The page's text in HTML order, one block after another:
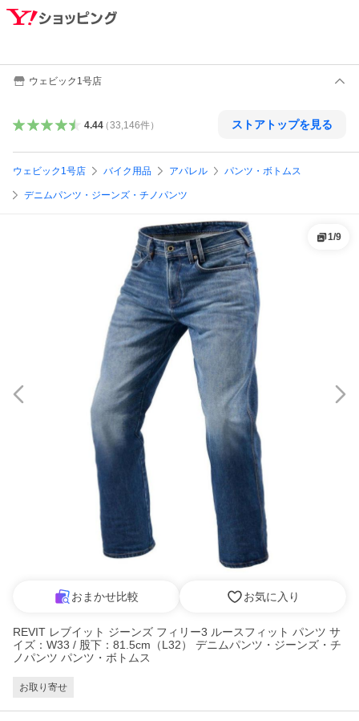
ウェビック1号店
4.44（33,146件） ストアトップを見る
ウェビック1号店 バイク用品 アパレル パンツ・ボトムス
デニムパンツ・ジーンズ・チノパンツ
1/9
おまかせ比較 お気に入り
REVIT レブイット ジーンズ フィリー3 ルースフィット パンツ サ
イズ：W33 / 股下：81.5cm（L32） デニムパンツ・ジーンズ・チ
ノパンツ パンツ・ボトムス
お取り寄せ